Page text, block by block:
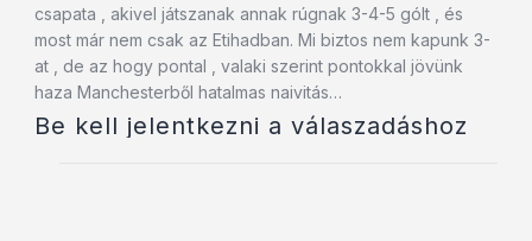
csapata , akivel játszanak annak rúgnak 3-4-5 gólt , és
most már nem csak az Etihadban. Mi biztos nem kapunk 3-
at , de az hogy pontal , valaki szerint pontokkal jövünk
haza Manchesterből hatalmas naivitás…
Be kell jelentkezni a válaszadáshoz